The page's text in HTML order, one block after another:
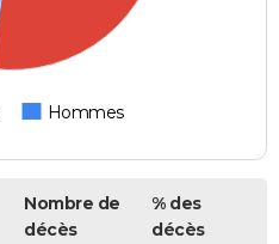
Hommes
Nombre de
décès
% des
décès